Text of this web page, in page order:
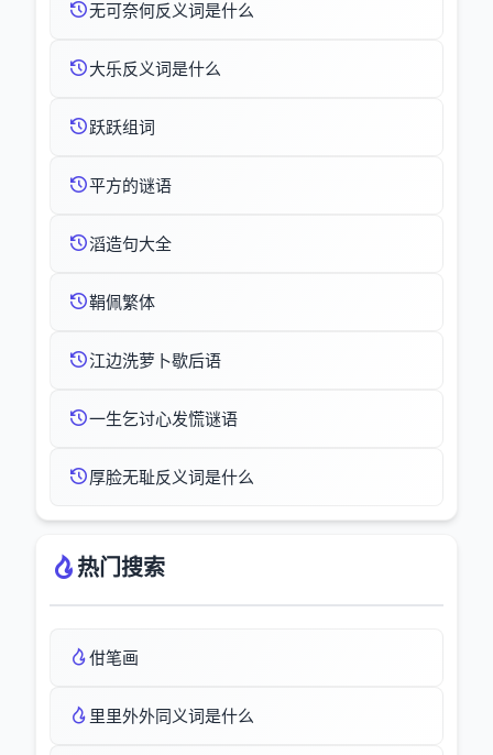
无可奈何反义词是什么
大乐反义词是什么
跃跃组词
平方的谜语
滔造句大全
鞙佩繁体
江边洗萝卜歇后语
一生乞讨心发慌谜语
厚脸无耻反义词是什么
热门搜索
佄笔画
里里外外同义词是什么